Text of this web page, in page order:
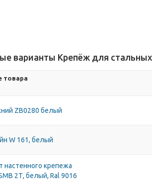
варианты Крепёж для
товара
ZB0280 белый
W 161, белый
настенного крепежа
2Т, белый, Ral 9016